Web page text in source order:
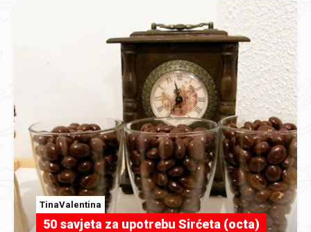
TinaValentina
50 savjeta za upotrebu Sirćeta (octa)